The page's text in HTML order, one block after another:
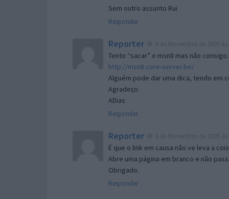
Sem outro assunto Rui
Responder
Reporter
Tento “sacar” o msn8 mas não
http://msn8.core-server.be/
Alguém pode dar uma dica, tendo em
Agradeço.
ADias
Responder
Reporter
É que o link em causa não ve leva a
Abre uma página em branco e não
Obrigado.
Responder